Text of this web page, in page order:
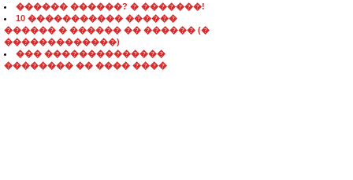
������ ������? � �������!
10 ����������� ������
������ � ������ �� ������ (�
�������������)
��� ��������������
�������� �� ���� ����